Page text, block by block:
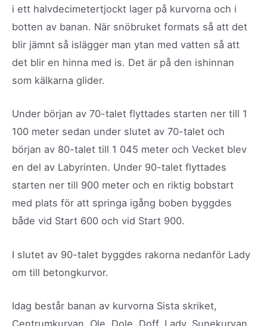
i ett halvdecimetertjockt lager på kurvorna och i
botten av banan. När snöbruket formats så att det
blir jämnt så islägger man ytan med vatten så att
det blir en hinna med is. Det är på den ishinnan
som kälkarna glider.
Under början av 70-talet flyttades starten ner till 1
100 meter sedan under slutet av 70-talet och
början av 80-talet till 1 045 meter och Vecket blev
en del av Labyrinten. Under 90-talet flyttades
starten ner till 900 meter och en riktig bobstart
med plats för att springa igång boben byggdes
både vid Start 600 och vid Start 900.
I slutet av 90-talet byggdes rakorna nedanför Lady
om till betongkurvor.
Idag består banan av kurvorna Sista skriket,
Centrumkurvan, Ole, Dole, Doff, Lady, Sunekurvan,